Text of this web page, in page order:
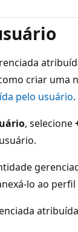
criar uma
pelo usuário.
, selecione
lo ao